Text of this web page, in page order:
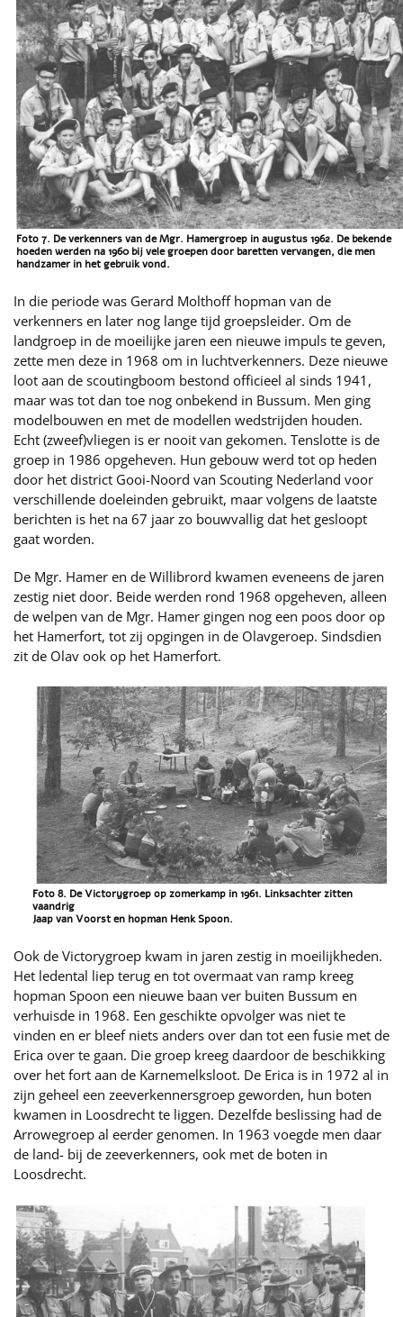
Foto 7. De verkenners van de Mgr. Hamergroep in augustus 1962. De bekende
hoeden werden na 1960 bij vele groepen door baretten vervangen, die men
handzamer in het gebruik vond.
In die periode was Gerard Molthoff hopman van de
verkenners en later nog lange tijd groepsleider. Om de
landgroep in de moeilijke jaren een nieuwe impuls te geven,
zette men deze in 1968 om in luchtverkenners. Deze nieuwe
loot aan de scoutingboom bestond officieel al sinds 1941,
maar was tot dan toe nog onbekend in Bussum. Men ging
modelbouwen en met de modellen wedstrijden houden.
Echt (zweef)vliegen is er nooit van gekomen. Tenslotte is de
groep in 1986 opgeheven. Hun gebouw werd tot op heden
door het district Gooi-Noord van Scouting Nederland voor
verschillende doeleinden gebruikt, maar volgens de laatste
berichten is het na 67 jaar zo bouwvallig dat het gesloopt
gaat worden.
De Mgr. Hamer en de Willibrord kwamen eveneens de jaren
zestig niet door. Beide werden rond 1968 opgeheven, alleen
de welpen van de Mgr. Hamer gingen nog een poos door op
het Hamerfort, tot zij opgingen in de Olavgeroep. Sindsdien
zit de Olav ook op het Hamerfort.
Foto 8. De Victorygroep op zomerkamp in 1961. Linksachter zitten
vaandrig
Jaap van Voorst en hopman Henk Spoon.
Ook de Victorygroep kwam in jaren zestig in moeilijkheden.
Het ledental liep terug en tot overmaat van ramp kreeg
hopman Spoon een nieuwe baan ver buiten Bussum en
verhuisde in 1968. Een geschikte opvolger was niet te
vinden en er bleef niets anders over dan tot een fusie met de
Erica over te gaan. Die groep kreeg daardoor de beschikking
over het fort aan de Karnemelksloot. De Erica is in 1972 al in
zijn geheel een zeeverkennersgroep geworden, hun boten
kwamen in Loosdrecht te liggen. Dezelfde beslissing had de
Arrowegroep al eerder genomen. In 1963 voegde men daar
de land- bij de zeeverkenners, ook met de boten in
Loosdrecht.